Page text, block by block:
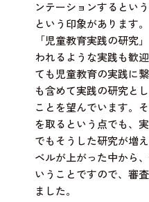
ンテーションするとい
という印象があります。
「児童教育実践の研究
われるような実践も歓
ても児童教育の実践に
も含めて実践の研究と
ことを望んでいます。
を取るという点でも、
でもそうした研究が増
ベルが上がった中から
いうことですので、審
ました。